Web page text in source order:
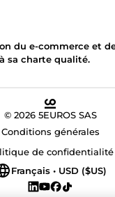
du e-commerce et
sa charte qualité.
© 2026 5EUROS SAS
Conditions générales
de confidentialité
Français • USD ($US)